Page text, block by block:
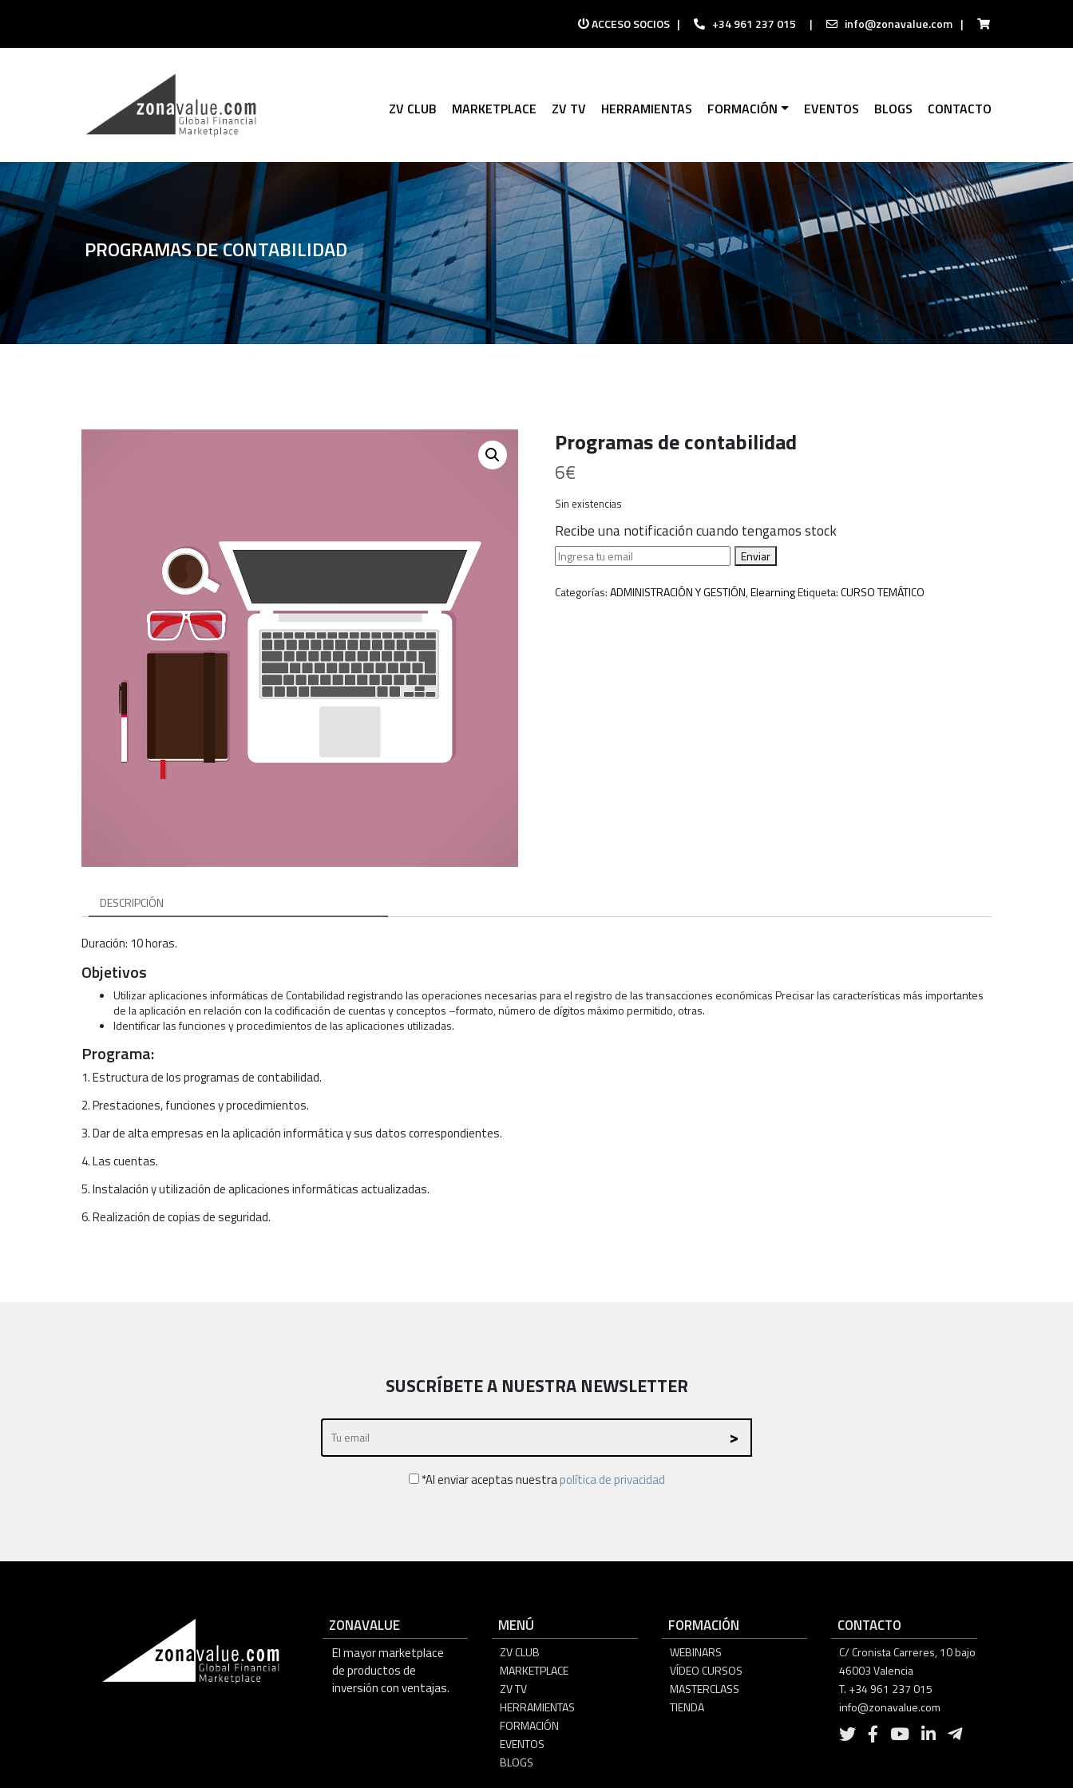
ACCESO SOCIOS | +34 961 237 015 | info@zonavalue.com |
ZV CLUB MARKETPLACE ZV TV HERRAMIENTAS FORMACIÓN EVENTOS BLOGS CONTACTO
PROGRAMAS DE CONTABILIDAD
Programas de contabilidad
6€
Sin existencias
Recibe una notificación cuando tengamos stock
Enviar
Categorías:ADMINISTRACIÓN Y GESTIÓN,ElearningEtiqueta:CURSO TEMÁTICO
DESCRIPCIÓN
Duración: 10 horas.
Objetivos
Utilizar aplicaciones informáticas de Contabilidad registrando las operaciones necesarias para el registro de las transacciones económicas Precisar las características más importantes
de la aplicación en relación con la codificación de cuentas y conceptos –formato, número de dígitos máximo permitido, otras.
Identificar las funciones y procedimientos de las aplicaciones utilizadas.
Programa:
1. Estructura de los programas de contabilidad.
2. Prestaciones, funciones y procedimientos.
3. Dar de alta empresas en la aplicación informática y sus datos correspondientes.
4. Las cuentas.
5. Instalación y utilización de aplicaciones informáticas actualizadas.
6. Realización de copias de seguridad.
SUSCRÍBETE A NUESTRA NEWSLETTER
*Al enviar aceptas nuestrapolítica de privacidad
ZONAVALUE
El mayor marketplace
de productos de
inversión con ventajas.
MENÚ
ZV CLUB
MARKETPLACE
ZV TV
HERRAMIENTAS
FORMACIÓN
EVENTOS
BLOGS
FORMACIÓN
WEBINARS
VÍDEO CURSOS
MASTERCLASS
TIENDA
CONTACTO
C/ Cronista Carreres, 10 bajo
46003 Valencia
T. +34 961 237 015
info@zonavalue.com